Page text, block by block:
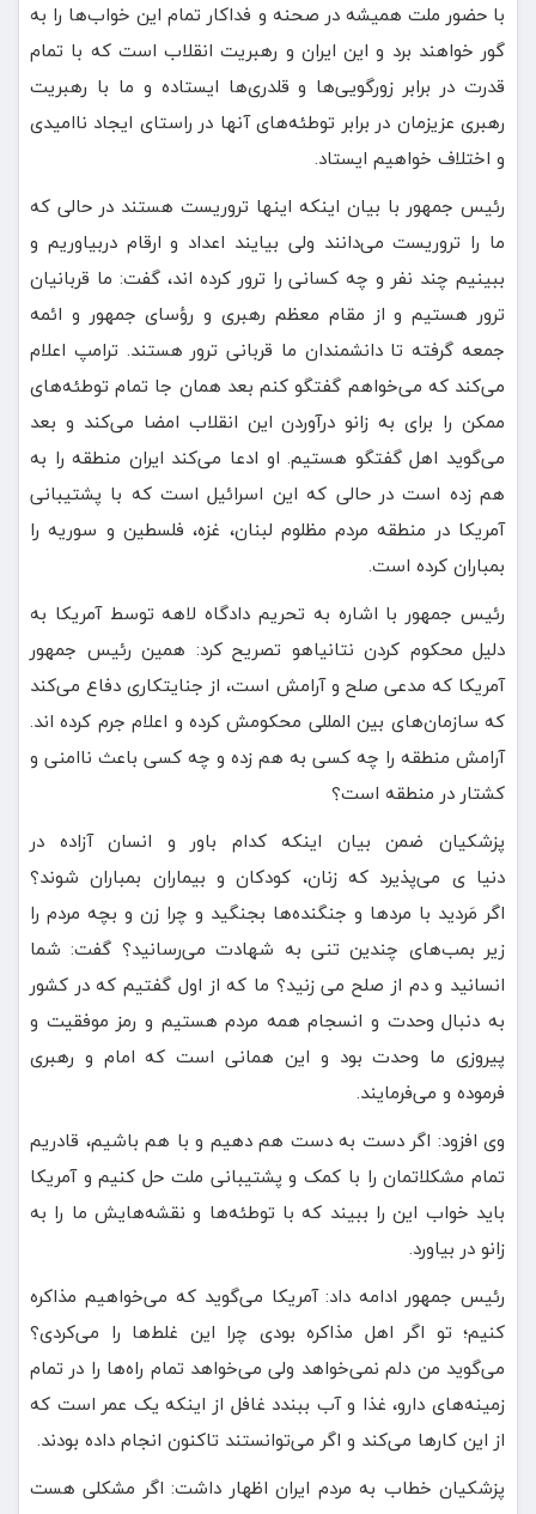
با حضور ملت همیشه در صحنه و فداکار تمام این خواب‌ها را به
گور خواهند برد و این ایران و رهبریت انقلاب است که با تمام
قدرت در برابر زورگویی‌ها و قلدری‌ها ایستاده و ما با رهبریت
رهبری عزیزمان در برابر توطئه‌های آنها در راستای ایجاد ناامیدی
و اختلاف خواهیم ایستاد.
رئیس جمهور با بیان اینکه اینها تروریست هستند در حالی که
ما را تروریست می‌دانند ولی بیایند اعداد و ارقام دربیاوریم و
ببینیم چند نفر و چه کسانی را ترور کرده اند، گفت: ما قربانیان
ترور هستیم و از مقام معظم رهبری و رؤسای جمهور و ائمه
جمعه گرفته تا دانشمندان ما قربانی ترور هستند. ترامپ اعلام
می‌کند که می‌خواهم گفتگو کنم بعد همان جا تمام توطئه‌های
ممکن را برای به زانو درآوردن این انقلاب امضا می‌کند و بعد
می‌گوید اهل گفتگو هستیم. او ادعا می‌کند ایران منطقه را به
هم زده است در حالی که این اسرائیل است که با پشتیبانی
آمریکا در منطقه مردم مظلوم لبنان، غزه، فلسطین و سوریه را
بمباران کرده است.
رئیس جمهور با اشاره به تحریم دادگاه لاهه توسط آمریکا به
دلیل محکوم کردن نتانیاهو تصریح کرد: همین رئیس جمهور
آمریکا که مدعی صلح و آرامش است، از جنایتکاری دفاع می‌کند
که سازمان‌های بین المللی محکومش کرده و اعلام جرم کرده اند.
آرامش منطقه را چه کسی به هم زده و چه کسی باعث ناامنی و
کشتار در منطقه است؟
پزشکیان ضمن بیان اینکه کدام باور و انسان آزاده در
دنیا ی می‌پذیرد که زنان، کودکان و بیماران بمباران شوند؟
اگر مَردید با مردها و جنگنده‌ها بجنگید و چرا زن و بچه مردم را
زیر بمب‌های چندین تنی به شهادت می‌رسانید؟ گفت: شما
انسانید و دم از صلح می زنید؟ ما که از اول گفتیم که در کشور
به دنبال وحدت و انسجام همه مردم هستیم و رمز موفقیت و
پیروزی ما وحدت بود و این همانی است که امام و رهبری
فرموده و می‌فرمایند.
وی افزود: اگر دست به دست هم دهیم و با هم باشیم، قادریم
تمام مشکلاتمان را با کمک و پشتیبانی ملت حل کنیم و آمریکا
باید خواب این را ببیند که با توطئه‌ها و نقشه‌هایش ما را به
زانو در بیاورد.
رئیس جمهور ادامه داد: آمریکا می‌گوید که می‌خواهیم مذاکره
کنیم؛ تو اگر اهل مذاکره بودی چرا این غلط‌ها را می‌کردی؟
می‌گوید من دلم نمی‌خواهد ولی می‌خواهد تمام راه‌ها را در تمام
زمینه‌های دارو، غذا و آب ببندد غافل از اینکه یک عمر است که
از این کارها می‌کند و اگر می‌توانستند تاکنون انجام داده بودند.
پزشکیان خطاب به مردم ایران اظهار داشت: اگر مشکلی هست